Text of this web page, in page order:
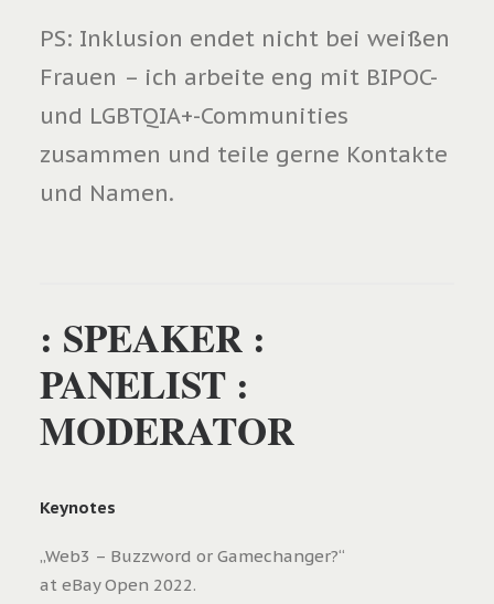
PS: Inklusion endet nicht bei weißen
Frauen – ich arbeite eng mit BIPOC-
und LGBTQIA+-Communities
zusammen und teile gerne Kontakte
und Namen.
: SPEAKER :
PANELIST :
MODERATOR
Keynotes
„Web3 – Buzzword or Gamechanger?“
at eBay Open 2022.